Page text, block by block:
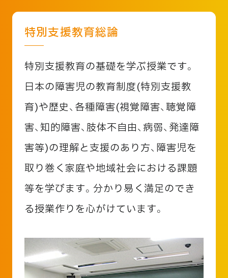
特別支援教育総論
特別支援教育の基礎を学ぶ授業です。
日本の障害児の教育制度(特別支援教
育)や歴史、各種障害(視覚障害、聴覚障
害、知的障害、肢体不自由、病弱、発達障
害等)の理解と支援のあり方、障害児を
取り巻く家庭や地域社会における課題
等を学びます。分かり易く満足のでき
る授業作りを心がけています。